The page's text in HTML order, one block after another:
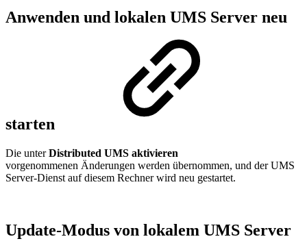
Anwenden und lokalen UMS Server neu
starten
Die unterDistributed UMS aktivieren
vorgenommenen Änderungen werden übernommen, und der UMS
Server-Dienst auf diesem Rechner wird neu gestartet.
Update-Modus von lokalem UMS Server